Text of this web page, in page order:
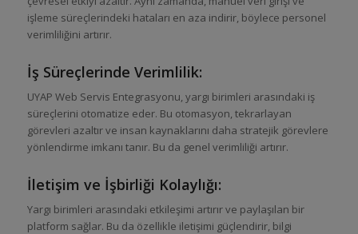
işleme süreçlerindeki hataları en aza indirir, böylece personel
verimliliğini artırır.
İş Süreçlerinde Verimlilik:
UYAP Web Servis Entegrasyonu, yargı birimleri arasındaki iş
süreçlerini otomatize eder. Bu otomasyon, tekrarlayan
görevleri azaltır ve insan kaynaklarını daha stratejik görevlere
yönlendirme imkanı tanır. Bu da genel verimliliği artırır.
İletişim ve İşbirliği Kolaylığı:
Yargı birimleri arasındaki etkileşimi artırır ve paylaşılan bir
platform sağlar. Bu da özellikle iletişimi güçlendirir, bilgi